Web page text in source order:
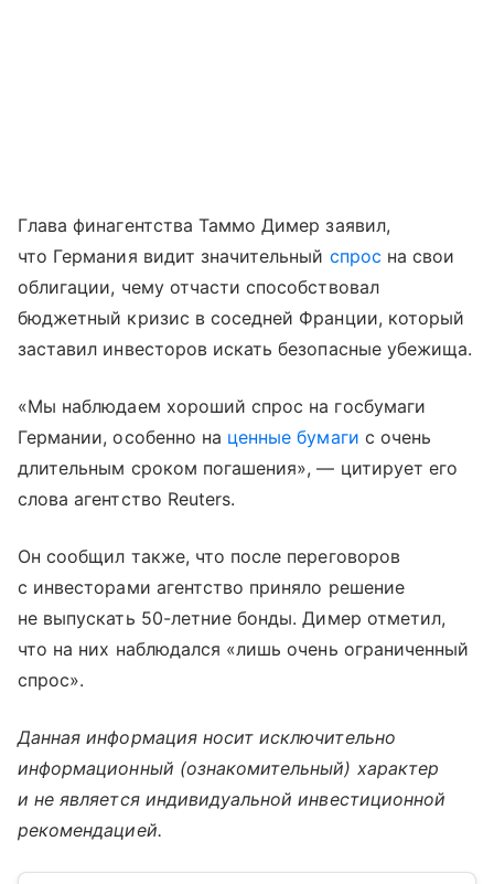
Глава финагентства Таммо Димер заявил,
что Германия видит значительный спрос на свои
облигации, чему отчасти способствовал
бюджетный кризис в соседней Франции, который
заставил инвесторов искать безопасные убежища.
«Мы наблюдаем хороший спрос на госбумаги
Германии, особенно на ценные бумаги с очень
длительным сроком погашения», — цитирует его
слова агентство Reuters.
Он сообщил также, что после переговоров
с инвесторами агентство приняло решение
не выпускать 50-летние бонды. Димер отметил,
что на них наблюдался «лишь очень ограниченный
спрос».
Данная информация носит исключительно
информационный (ознакомительный) характер
и не является индивидуальной инвестиционной
рекомендацией.